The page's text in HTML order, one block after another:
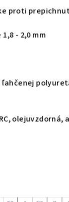
proti
- 2,0 mm
ľahčenej